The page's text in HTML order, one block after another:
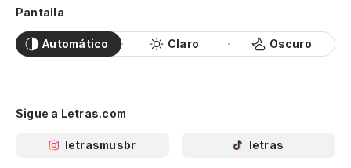
Pantalla
Automático Claro Oscuro
Sigue a Letras.com
letrasmusbr letras